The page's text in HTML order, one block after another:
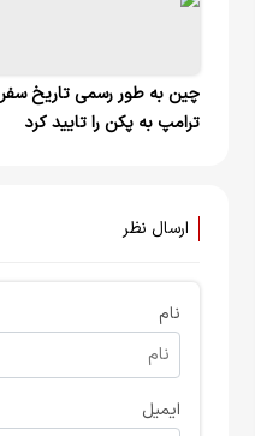
چین به طور رسمی تاریخ سفر
ترامپ به پکن را تایید کرد
ارسال نظر
نام
ایمیل